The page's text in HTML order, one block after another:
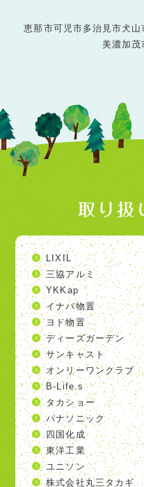
恵那市可児市多治見市犬山
美濃加茂
取り扱
LIXIL
三協アルミ
YKKap
イナバ物置
ヨド物置
ディーズガーデン
サンキャスト
オンリーワンクラブ
B-Life.s
タカショー
パナソニック
四国化成
東洋工業
ユニソン
株式会社丸三タカギ